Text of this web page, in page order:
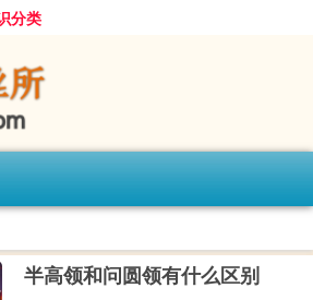
分类
半高领和问圆领有什么区别